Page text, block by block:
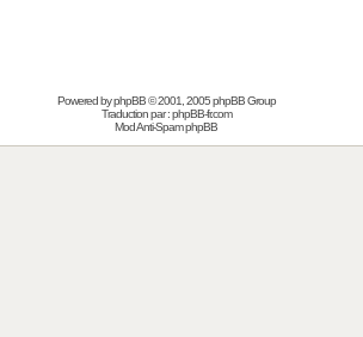
Powered byphpBB© 2001, 2005 phpBB Group
Traduction par :phpBB-fr.com
Mod Anti-Spam phpBB